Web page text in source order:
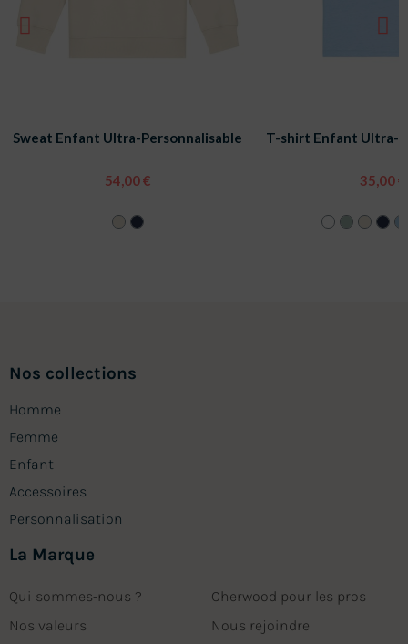
Sweat Enfant Ultra-Personnalisable
54,00 €
T-shirt Enfant Ultra-
35,00 €
Nos collections
Homme
Femme
Enfant
Accessoires
Personnalisation
La Marque
Qui sommes-nous ?
Nos valeurs
Cherwood pour les pros
Nous rejoindre